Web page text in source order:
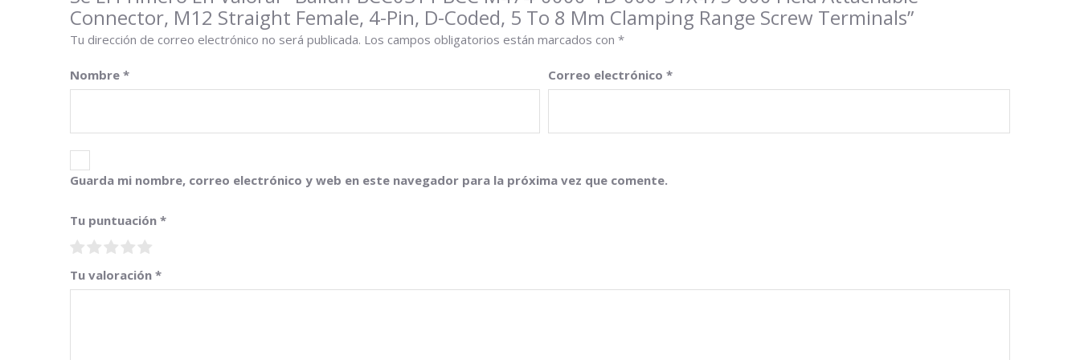
D-
coded,
5
8
Terminals
Connector, M12 Straight Female, 4-Pin, D-Coded, 5 To 8 Mm Clamping Range Screw Terminals”
Tu dirección de correo electrónico no será publicada. Los campos obligatorios están marcados con *
Nombre * Correo electrónico *
Guarda mi nombre, correo electrónico y web en este navegador para la próxima vez que comente.
Tu puntuación *
Tu valoración *